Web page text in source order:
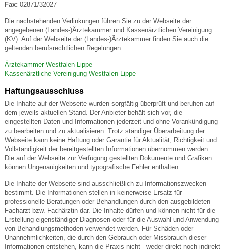
Fax: 02871/32027
Die nachstehenden Verlinkungen führen Sie zu der Webseite der
angegebenen (Landes-)Ärztekammer und Kassenärztlichen Vereinigung
(KV). Auf der Webseite der (Landes-)Ärztekammer finden Sie auch die
geltenden berufsrechtlichen Regelungen.
Ärztekammer Westfalen-Lippe
Kassenärztliche Vereinigung Westfalen-Lippe
Haftungsausschluss
Die Inhalte auf der Webseite wurden sorgfältig überprüft und beruhen auf
dem jeweils aktuellen Stand. Der Anbieter behält sich vor, die
eingestellten Daten und Informationen jederzeit und ohne Vorankündigung
zu bearbeiten und zu aktualisieren. Trotz ständiger Überarbeitung der
Webseite kann keine Haftung oder Garantie für Aktualität, Richtigkeit und
Vollständigkeit der bereitgestellten Informationen übernommen werden.
Die auf der Webseite zur Verfügung gestellten Dokumente und Grafiken
können Ungenauigkeiten und typografische Fehler enthalten.
Die Inhalte der Webseite sind ausschließlich zu Informationszwecken
bestimmt. Die Informationen stellen in keinerweise Ersatz für
professionelle Beratungen oder Behandlungen durch den ausgebildeten
Facharzt bzw. Fachärztin dar. Die Inhalte dürfen und können nicht für die
Erstellung eigenständiger Diagnosen oder für die Auswahl und Anwendung
von Behandlungsmethoden verwendet werden. Für Schäden oder
Unannehmlichkeiten, die durch den Gebrauch oder Missbrauch dieser
Informationen entstehen, kann die Praxis nicht - weder direkt noch indirekt